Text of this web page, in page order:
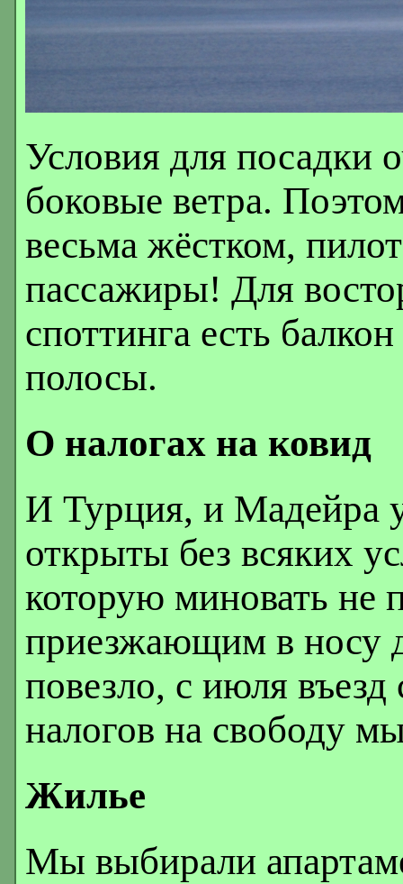
Условия для посадки
боковые ветра.
весьма жёстком,
пассажиры! Для
споттинга есть
полосы.
О налогах на ковид
И Турция, и Мадейра
открыты без всяких
которую миновать не
приезжающим в носу
повезло, с июля
налогов на свободу
Жилье
Мы выбирали